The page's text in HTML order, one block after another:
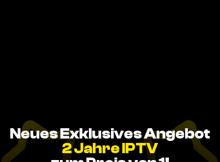
Neues Exklusives Angebot
2 Jahre IPTV